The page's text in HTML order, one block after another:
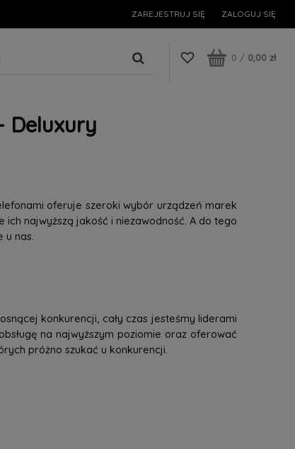
ZAREJESTRUJ SIĘ ZALOGUJ SIĘ
0 / 0,00 zł
Deluxury
oferuje szeroki wybór urządzeń marek
najwyższą jakość i niezawodność. A do tego
u nas.
konkurencji, cały czas jesteśmy liderami
na najwyższym poziomie oraz oferować
próżno szukać u konkurencji.